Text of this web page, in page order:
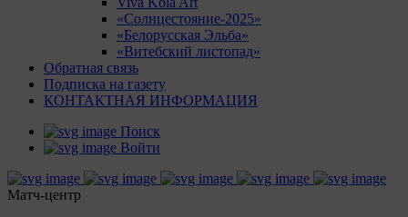
«Солнцестояние-2025»
«Белорусская Эльба»
«Витебский листопад»
Обратная связь
Подписка на газету
КОНТАКТНАЯ ИНФОРМАЦИЯ
Поиск
Войти
Матч-центр